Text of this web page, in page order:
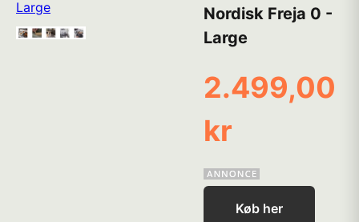
Nordisk Freja 0 -
Large
2.499,00
kr
Køb her